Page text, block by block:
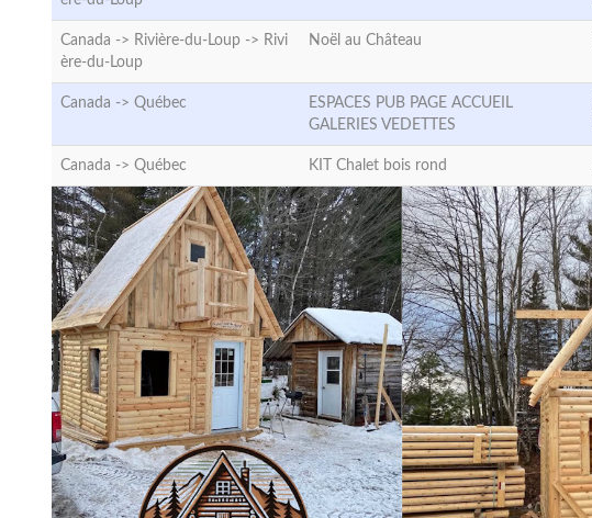
Canada -> Rivière-du-Loup -> Rivi
ère-du-Loup
Noël au Château
Canada -> Québec
ESPACES PUB PAGE ACCUEIL
GALERIES VEDETTES
Canada -> Québec KIT Chalet bois rond